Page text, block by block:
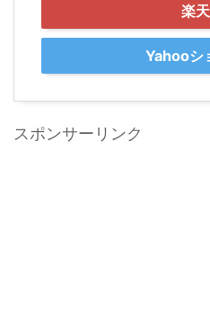
楽
Yahooシ
スポンサーリンク